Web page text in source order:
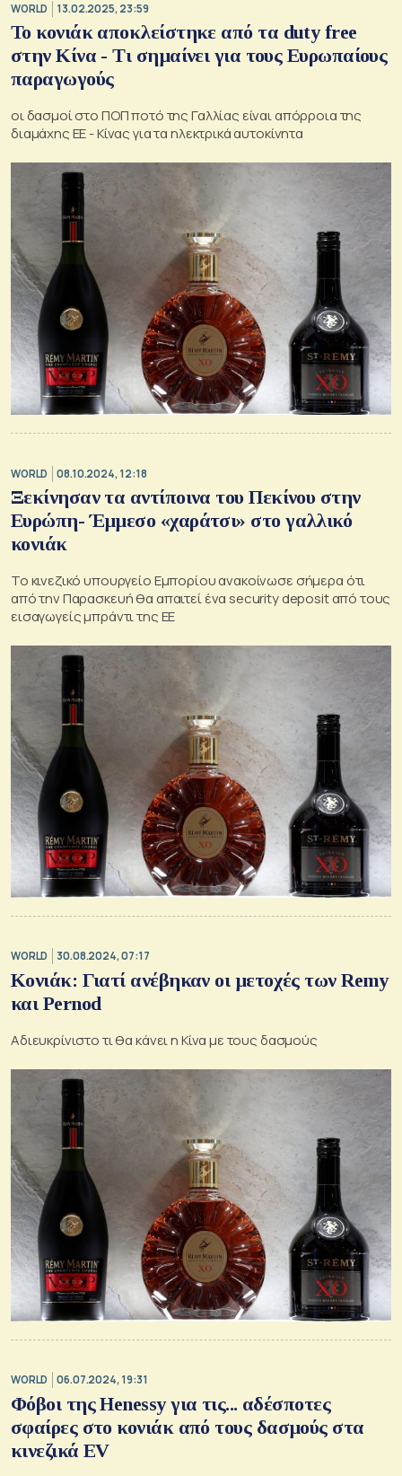
WORLD 13.02.2025, 23:59
Το κονιάκ αποκλείστηκε από τα duty free
στην Κίνα - Τι σημαίνει για τους Ευρωπαίους
παραγωγούς
οι δασμοί στο ΠΟΠ ποτό της Γαλλίας είναι απόρροια της
διαμάχης ΕΕ - Κίνας για τα ηλεκτρικά αυτοκίνητα
WORLD 08.10.2024, 12:18
Ξεκίνησαν τα αντίποινα του Πεκίνου στην
Ευρώπη- Έμμεσο «χαράτσι» στο γαλλικό
κονιάκ
Το κινεζικό υπουργείο Εμπορίου ανακοίνωσε σήμερα ότι
από την Παρασκευή θα απαιτεί ένα security deposit από τους
εισαγωγείς μπράντι της ΕΕ
WORLD 30.08.2024, 07:17
Κονιάκ: Γιατί ανέβηκαν οι μετοχές των Remy
και Pernod
Αδιευκρίνιστο τι θα κάνει η Κίνα με τους δασμούς
WORLD 06.07.2024, 19:31
Φόβοι της Henessy για τις... αδέσποτες
σφαίρες στο κονιάκ από τους δασμούς στα
κινεζικά EV